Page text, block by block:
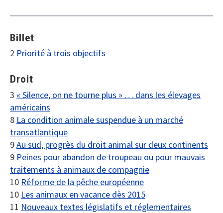
Billet
2 Priorité à trois objectifs
Droit
3 « Silence, on ne tourne plus » … dans les élevages
américains
8 La condition animale suspendue à un marché
transatlantique
9Au sud, progrès du droit animal sur deux continents
9 Peines pour abandon de troupeau ou pour mauvais
traitements à animaux de compagnie
10 Réforme de la pêche européenne
10 Les animaux en vacance dès 2015
11 Nouveaux textes législatifs et réglementaires